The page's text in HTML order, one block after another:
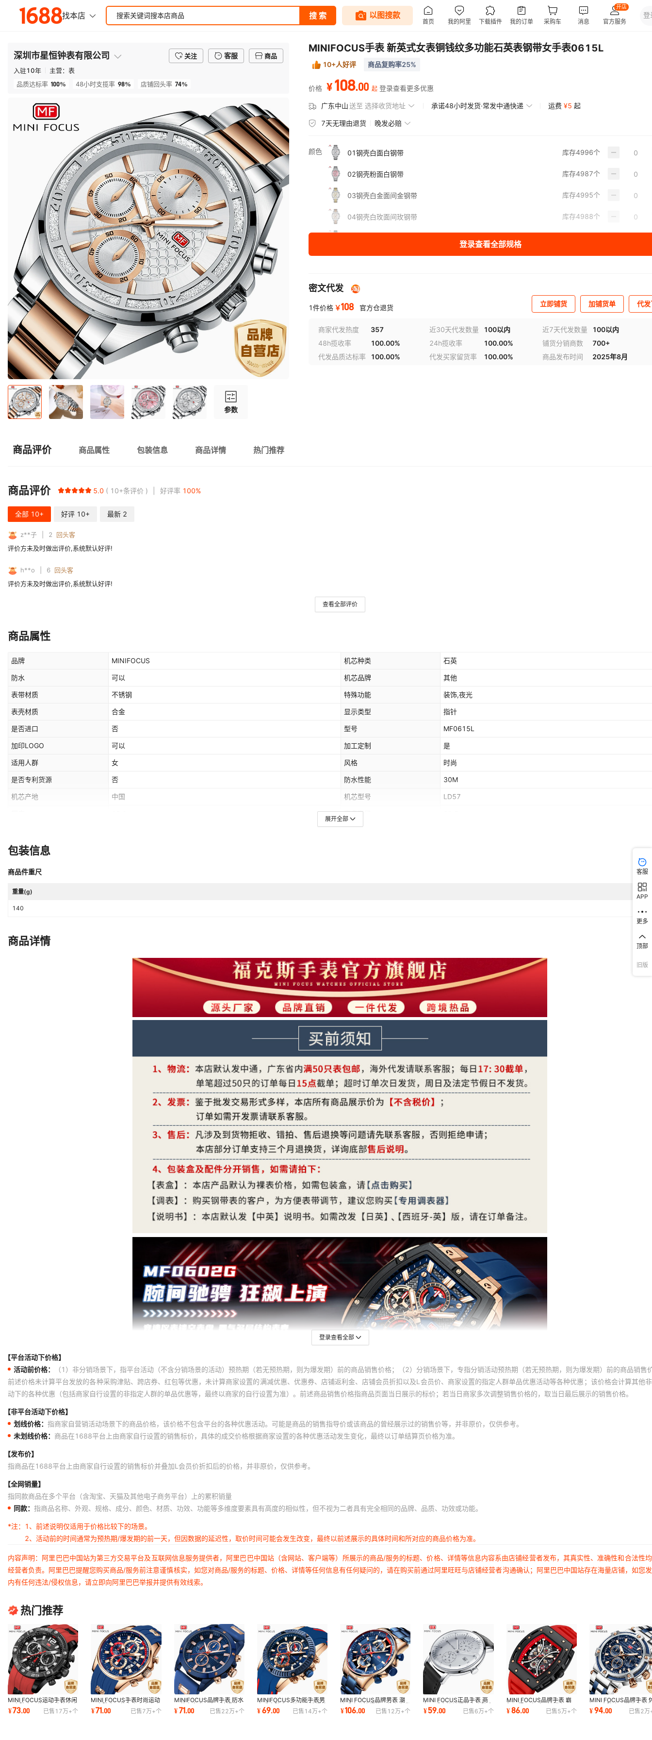
深圳市星恒钟表有限公司 关注 客服
商品
入驻10年 主营： 表
品质达标率 100% 48小时支揽率 98% 店铺回头率 74%
参数
MINIFOCUS手表 新英式女表铜钱纹多功能石英表钢带女手表0615L
10+人好评 商品复购率25%
价格 ¥108.00 起 登录查看更多优惠
广东中山送至 选择收货地址 承诺48小时发货·常发中通快递 运费 ¥5 起
7天无理由退货 晚发必赔
颜色 01钢壳白面白钢带 库存4996个
02钢壳粉面白钢带 库存4987个
03钢壳白金面间金钢带 库存4995个
04钢壳白玫面间玫钢带 库存4988个
登录查看全部规格
密文代发
1件价格 ￥108 官方仓退货 立即铺货 加铺货单 代
商家代发热度 357 近30天代发数量 100以内 近7天代发数量
100以内
48h揽收率
100.00% 24h揽收率 100.00% 铺货分销商数
700+
代发品质达标率
100.00% 代发买家留货率 100.00% 商品发布时间 2025年8月
商品评价 商品属性 包装信息 商品详情 热门推荐
商品评价 5.0 10+条评价 好评率 100%
全部 10+ 好评 10+ 最新 2
z**子 2
回头客
评价方未及时做出评价,系统默认好评!
h**o 6 回头客
评价方未及时做出评价,系统默认好评!
查看全部评价
商品属性
品牌 MINIFOCUS 机芯种类 石英
防水 可以 机芯品牌 其他
表带材质 不锈钢 特殊功能 装饰,夜光
表壳材质 合金 显示类型 指针
是否进口 否 型号 MF0615L
加印LOGO 可以 加工定制 是
适用人群 女 风格 时尚
是否专利货源 否 防水性能 30M
机芯产地 中国 机芯型号 LD57
表盘直径
表扣材质
上市年份/季节
180mm 表带宽度 18mm
展开全部
包装信息
商品件重尺
重量(g)
140
商品详情
登录查看全部
【平台活动下价格】
活动前价格：
（1）非分销场景下，指平台活动（不含分销场景的活动）预热期（若无预热期，则为爆发期）前的商品销售价格；（2）分销场景下，专指分销活动预热期（若无预热期，则为爆发期）前的商品销售
前述价格未计算平台发放的各种采购津贴、跨店券、红包等优惠，未计算商家设置的满减优惠、优惠券、店铺返利金、店铺会员折扣以及L会员价、商家设置的指定人群单品优惠活动等各种优惠；该价格会计算其他
动下的各种优惠（包括商家自行设置的非指定人群的单品优惠等，最终以商家的自行设置为准）。前述商品销售价格指商品页面当日展示的标价；若当日商家多次调整销售价格的，取当日最后展示的销售价格。
【非平台活动下价格】
划线价格： 指商家自营销活动场景下的商品价格，该价格不包含平台的各种优惠活动。可能是商品的销售指导价或该商品的曾经展示过的销售价等，并非原价，仅供参考。
未划线价格： 商品在1688平台上由商家自行设置的销售标价，具体的成交价格根据商家设置的各种优惠活动发生变化，最终以订单结算页价格为准。
【发布价】
指商品在1688平台上由商家自行设置的销售标价并叠加L会员价折扣后的价格，并非原价，仅供参考。
【全网销量】
指同款商品在多个平台（含淘宝、天猫及其他电子商务平台）上的累积销量
同款： 指商品名称、外观、规格、成分、颜色、材质、功效、功能等多维度要素具有高度的相似性，但不视为二者具有完全相同的品牌、品质、功效或功能。
*注：
1、前述说明仅适用于价格比较下的场景。
2、活动前的时间通常为预热期/爆发期的前一天，但因数据的延迟性，取价时间可能会发生改变，最终以前述展示的具体时间和所对应的商品价格为准。
内容声明：阿里巴巴中国站为第三方交易平台及互联网信息服务提供者，阿里巴巴中国站（含网站、客户端等）所展示的商品/服务的标题、价格、详情等信息内容系由店铺经营者发布，其真实性、准确性和合法性
经营者负责。阿里巴巴提醒您购买商品/服务前注意谨慎核实，如您对商品/服务的标题、价格、详情等任何信息有任何疑问的，请在购买前通过阿里旺旺与店铺经营者沟通确认；阿里巴巴中国站存在海量店铺，如您
内有任何违法/侵权信息，请立即向阿里巴巴举报并提供有效线索。
热门推荐
MINI FOCUS运动手表休闲
男表防水石英表多功能夜光
男手表0349G
¥73.00 已售 17万+个
MINI FOCUS手表时尚运动
男表防水石英表大表盘夜光
男手表0350G
¥71.00 已售7万+个
MINIFOCUS品牌手表 防水
石英表夜光男表跨境爆款运
动男手表0089G
¥71.00 已售22万+个
MINIFOCUS多功能手表男
士手表防水石英表跨境爆款
运动手表0244G
¥69.00 已售 14万+个
MINI FOCUS品牌男表 潮
流手表跨境爆款石英表夜光
防水男手表0218G
¥106.00 已售 12万+个
MINI FOCUS正品手表 商
务男手表热销爆款夜光防水
男表假两眼0052G
¥59.00 已售6万+个
MINI FOCUS品牌手表 霸
气酒桶男表弧面镜镂空面运
动男手表0420G
¥86.00 已售5万+个
MINI FOCUS品牌手表
闲男表防水石英表夜光
男士手表0470G
¥94.00 已售2万
客服
APP
更多
顶部
旧版